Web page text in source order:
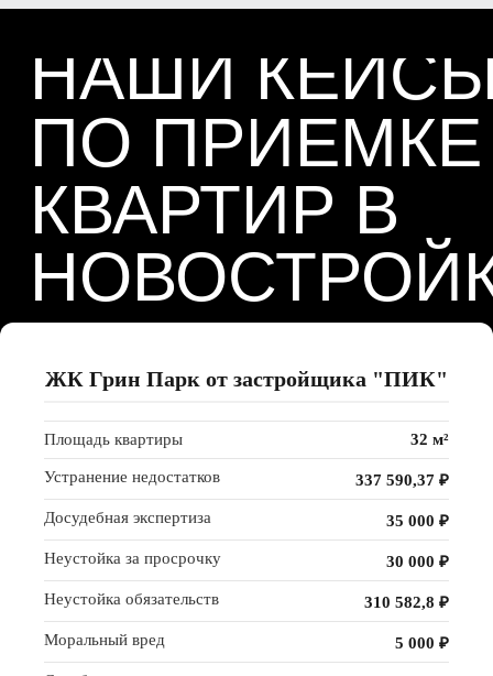
ЖК Грин Парк от застройщика "ПИК"
Площадь квартиры 32 м²
Устранение недостатков 337 590,37 ₽
Досудебная экспертиза 35 000 ₽
Неустойка за просрочку 30 000 ₽
Неустойка обязательств 310 582,8 ₽
Моральный вред 5 000 ₽
БОЛЬШЕ
ПРОЕКТОВ